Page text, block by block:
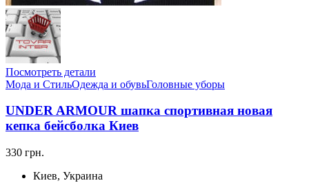
Посмотреть детали
Мода и СтильОдежда и обувьГоловные уборы
UNDER ARMOUR шапка спортивная новая
кепка бейсболка Киев
330 грн.
Киев, Украина